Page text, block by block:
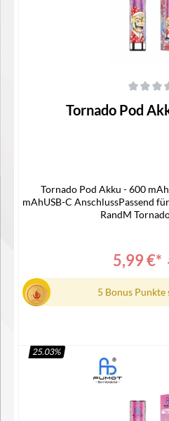
Tornado Pod
Tornado Pod Akku - 600
mAhUSB-C AnschlussPassend
RandM
5,99 €*
5 Bonus Punkte
In den
25.03%